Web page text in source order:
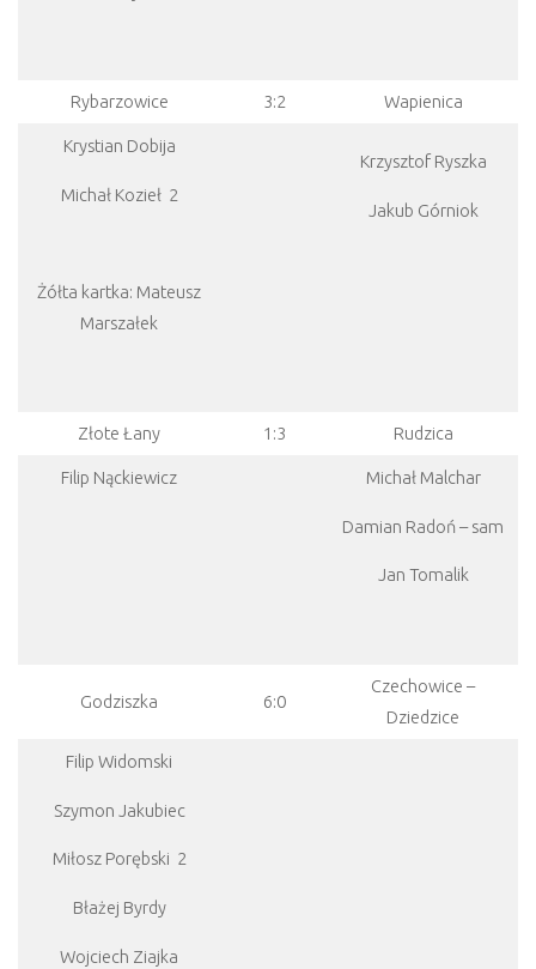
Rybarzowice 3:2 Wapienica
Krystian Dobija
Michał Kozieł 2
Żółta kartka: Mateusz
Marszałek
Krzysztof Ryszka
Jakub Górniok
Złote Łany 1:3 Rudzica
Filip Nąckiewicz Michał Malchar
Damian Radoń – sam
Jan Tomalik
Godziszka 6:0
Czechowice –
Dziedzice
Filip Widomski
Szymon Jakubiec
Miłosz Porębski 2
Błażej Byrdy
Wojciech Ziajka